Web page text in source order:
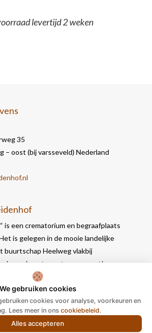
levertijd 2 weken
35
– oost (bij varsseveld) Nederland
is een crematorium en begraafplaats
is gelegen in de mooie landelijke
buurtschap Heelweg vlakbij
bevat naast een crematie- en
waar u in alle rust nog
We gebruiken cookies
cookies voor analyse, voorkeuren en
Lees meer in ons cookiebeleid.
Alles accepteren